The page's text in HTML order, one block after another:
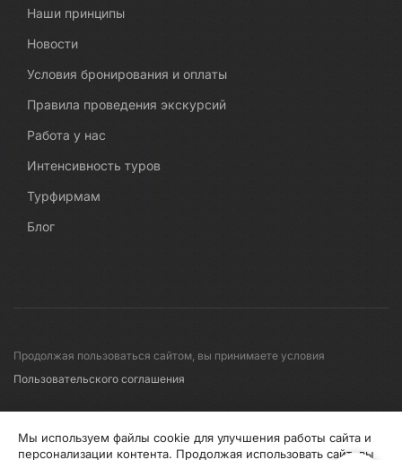
Наши принципы
Новости
Условия бронирования и оплаты
Правила проведения экскурсий
Работа у нас
Интенсивность туров
Турфирмам
Блог
Продолжая пользоваться сайтом, вы принимаете условия
Пользовательского соглашения
© 2008-2026 Первые линии
Мы используем файлы cookie для улучшения работы сайта и
персонализации контента. Продолжая использовать сайт, вы